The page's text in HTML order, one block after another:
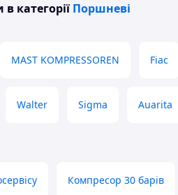
в категорії Поршневі
MAST KOMPRESSOREN Fiac
Walter Sigma Auarita
Компресор 30 барів